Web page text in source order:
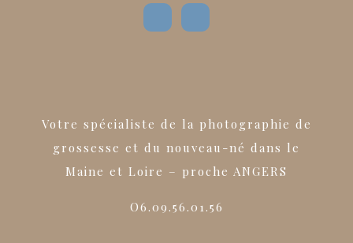
Votre spécialiste de la photographie de
grossesse et du nouveau-né dans le
Maine et Loire – proche ANGERS
O6.09.56.01.56